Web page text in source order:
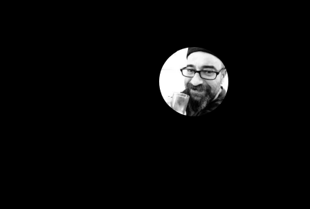
Ufuk
1974,
uzak.
bir okur,
favorisi.